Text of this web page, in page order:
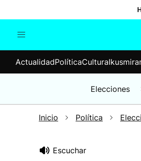
Elecciones
ActualidadPolíticaCultura
Elecciones
Inicio Política
Escuchar